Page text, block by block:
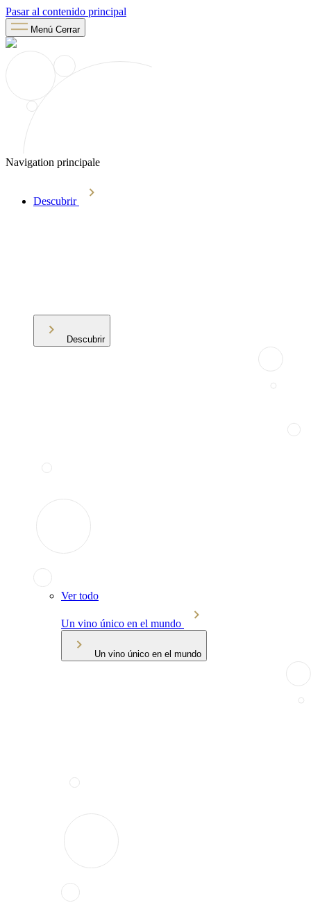
Pasar al contenido principal
Menú Cerrar
Navigation principale
Descubrir
Descubrir
Ver todo
Un vino único en el mundo
Un vino único en el mundo